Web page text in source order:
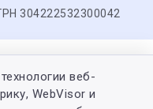
304222532300042
веб-
WebVisor и